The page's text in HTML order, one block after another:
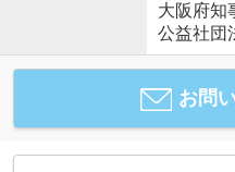
大阪府知
公益社団
お問